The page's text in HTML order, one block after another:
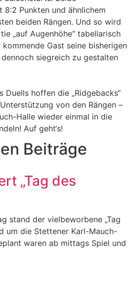
8:2 Punkten und ähnlichem
beiden Rängen. Und so wird
„auf Augenhöhe“ tabellarisch
Gast seine bisherigen
siegreich zu gestalten
Duells hoffen die „Ridgebacks“
von den Rängen –
Halle wieder einmal in die
Auf geht‘s!
Beiträge
„Tag des
stand der vielbeworbene „Tag
um die Stettener Karl-Mauch-
waren ab mittags Spiel und